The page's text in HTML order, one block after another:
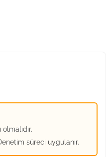
süreci uygulanır.